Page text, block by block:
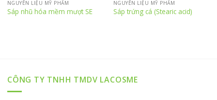
NGUYÊN LIỆU MỸ PHẨM
Sáp nhũ hóa mềm mượt SE
NGUYÊN LIỆU MỸ PHẨM
Sáp trứng cá (Stearic acid)
CÔNG TY TNHH TMDV LACOSME